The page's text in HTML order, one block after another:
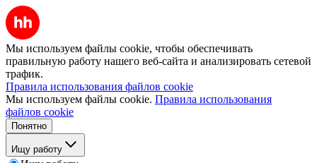
Мы используем файлы cookie, чтобы обеспечивать
правильную работу нашего веб-сайта и анализировать сетевой
трафик.
Правила использования файлов cookie
Мы используем файлы cookie. Правила использования
файлов cookie
Понятно
Ищу работу